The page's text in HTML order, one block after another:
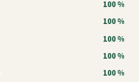
100 %
100 %
100 %
100 %
100 %